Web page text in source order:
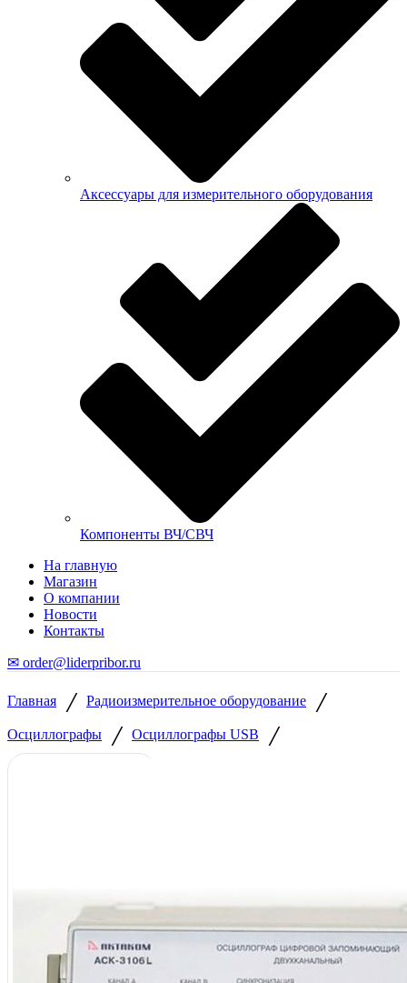
Аксессуары для измерительного оборудования
Компоненты ВЧ/СВЧ
На главную
Магазин
О компании
Новости
Контакты
✉ order@liderpribor.ru
Главная / Радиоизмерительное оборудование /
Осциллографы / Осциллографы USB /